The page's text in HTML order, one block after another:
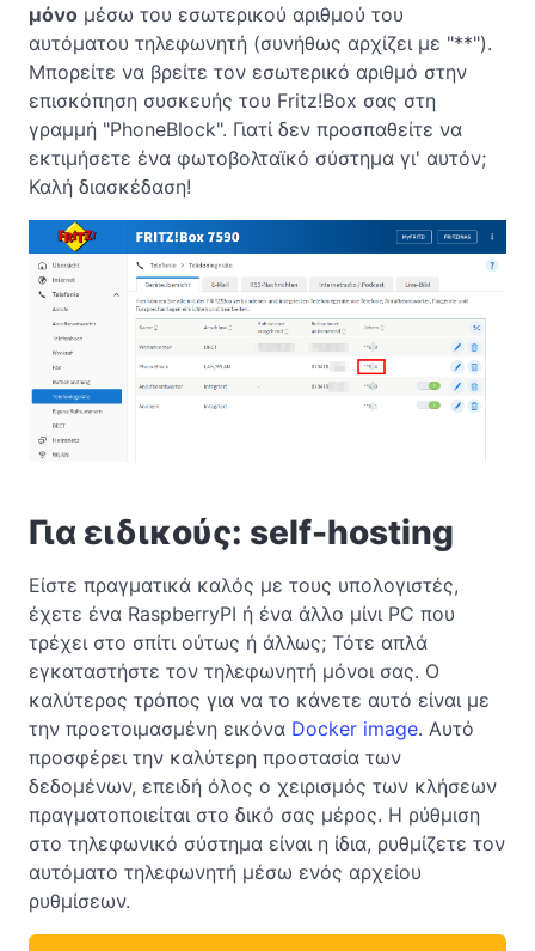
μόνο μέσω του εσωτερικού αριθμού του
αυτόματου τηλεφωνητή (συνήθως αρχίζει με "**").
Μπορείτε να βρείτε τον εσωτερικό αριθμό στην
επισκόπηση συσκευής του Fritz!Box σας στη
γραμμή "PhoneBlock". Γιατί δεν προσπαθείτε να
εκτιμήσετε ένα φωτοβολταϊκό σύστημα γι' αυτόν;
Καλή διασκέδαση!
Για ειδικούς: self-hosting
Είστε πραγματικά καλός με τους υπολογιστές,
έχετε ένα RaspberryPI ή ένα άλλο μίνι PC που
τρέχει στο σπίτι ούτως ή άλλως; Τότε απλά
εγκαταστήστε τον τηλεφωνητή μόνοι σας. Ο
καλύτερος τρόπος για να το κάνετε αυτό είναι με
την προετοιμασμένη εικόνα Docker image. Αυτό
προσφέρει την καλύτερη προστασία των
δεδομένων, επειδή όλος ο χειρισμός των κλήσεων
πραγματοποιείται στο δικό σας μέρος. Η ρύθμιση
στο τηλεφωνικό σύστημα είναι η ίδια, ρυθμίζετε τον
αυτόματο τηλεφωνητή μέσω ενός αρχείου
ρυθμίσεων.